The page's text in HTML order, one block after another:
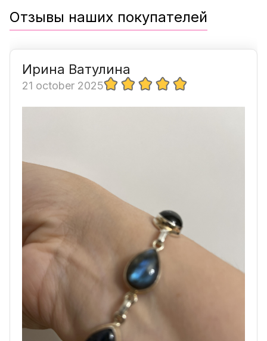
Отзывы наших покупателей
Ирина Ватулина
21 october 2025